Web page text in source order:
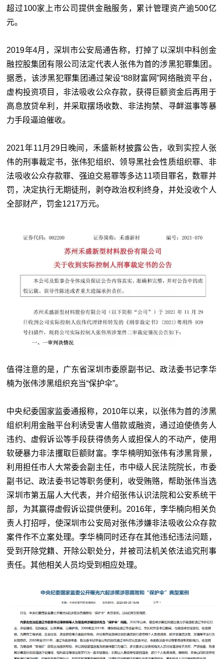
超过100家上市公司提供金融服务，累计管理资产逾500亿
元。
2019年4月，深圳市公安局通告称，打掉了以深圳中科创金
融控股集团有限公司法定代表人张伟为首的涉黑犯罪集团。
据悉，该涉黑犯罪集团通过架设“88财富网”网络融资平台，
虚构投资项目，非法吸收公众存款，获得巨额资金后再用于
高息放贷牟利，并采取摆场收数、非法拘禁、寻衅滋事等暴
力手段逼迫催收。
2021年11月29日晚间，禾盛新材披露公告，收到实控人张
伟的刑事裁定书，张伟犯组织、领导黑社会性质组织罪、非
法吸收公众存款罪、强迫交易罪等多达11项目罪名，数罪并
罚，决定执行无期徒刑，剥夺政治权利终身，并处没收个人
全部财产，罚金1217万元。
值得注意的是，广东省深圳市委原副书记、政法委书记李华
楠为张伟涉黑组织充当“保护伞”。
中央纪委国家监委通报称，2010年以来，以张伟为首的涉黑
组织利用金融平台利诱受害人借款或融资，通过迫使债务人
违约、虚假诉讼等手段获得债务人或担保人的不动产，使用
软硬暴力非法攫取巨额财富。李华楠明知张伟有涉黑背景，
利用担任市人大常委会副主任，市中级人民法院院长，市委
副书记、政法委书记等职务便利，收受贿赂，帮助张伟当选
深圳市第五届人大代表，并介绍张伟认识法院和公安系统干
部，为其赢得虚假诉讼提供便利。2016年，李华楠向相关负
责人打招呼，使深圳市公安局对张伟涉嫌非法吸收公众存款
案件作不立案处理。李华楠同时还存在其他违纪违法问题，
受到开除党籍、开除公职处分，并被司法机关依法追究刑事
责任。其他相关人员均受到相应处理。